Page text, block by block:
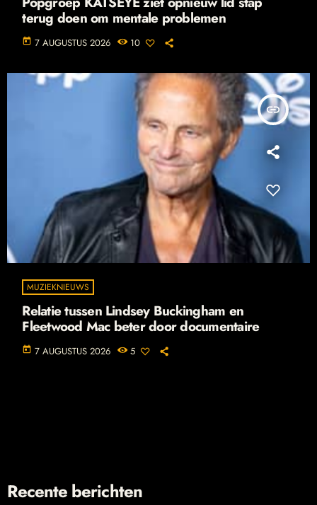
terug doen om mentale problemen
today 7 AUGUSTUS 2026 10
insert_link
MUZIEKNIEUWS
Relatie tussen Lindsey Buckingham en
Fleetwood Mac beter door documentaire
today 7 AUGUSTUS 2026 5
Recente berichten